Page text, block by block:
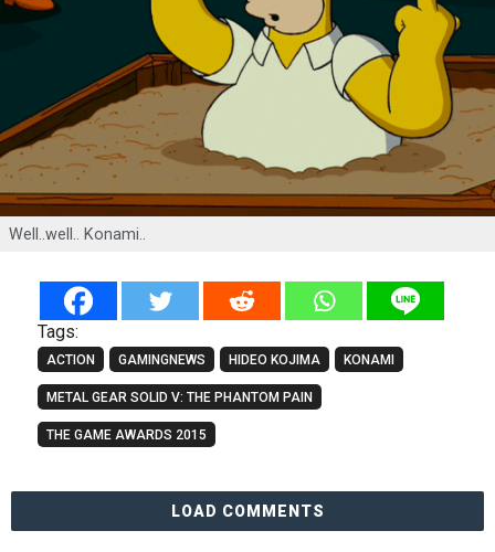
Well..well.. Konami..
Tags:
ACTION GAMINGNEWS HIDEO KOJIMA KONAMI
METAL GEAR SOLID V: THE PHANTOM PAIN
THE GAME AWARDS 2015
LOAD COMMENTS